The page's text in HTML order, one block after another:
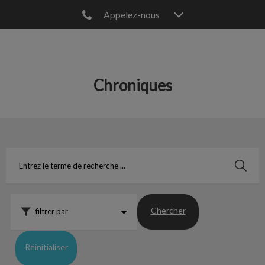
Appelez-nous
Chroniques
filtrer par Chercher
Réinitialiser